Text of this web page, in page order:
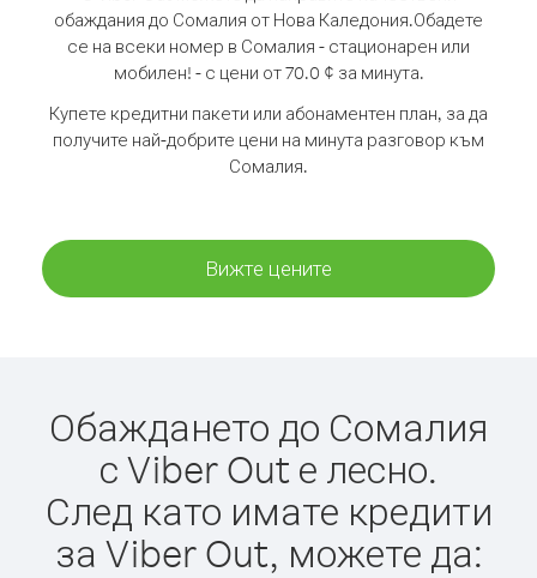
обаждания до Сомалия от Нова Каледония.Обадете
се на всеки номер в Сомалия - стационарен или
мобилен! - с цени от 70.0 ¢ за минута.
Купете кредитни пакети или абонаментен план, за да
получите най-добрите цени на минута разговор към
Сомалия.
Вижте цените
Обаждането до Сомалия
с Viber Out е лесно.
След като имате кредити
за Viber Out, можете да: